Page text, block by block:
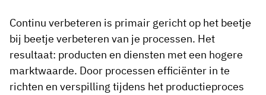
Continu verbeteren is primair gericht op het beetje
bij beetje verbeteren van je processen. Het
resultaat: producten en diensten met een hogere
marktwaarde. Door processen efficiënter in te
richten en verspilling tijdens het productieproces